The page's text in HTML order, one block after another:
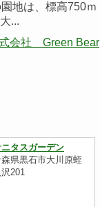
地は、標高750ｍ
...
会社 Green Bear
タスガーデン
県黒石市大川原蛭
沢201